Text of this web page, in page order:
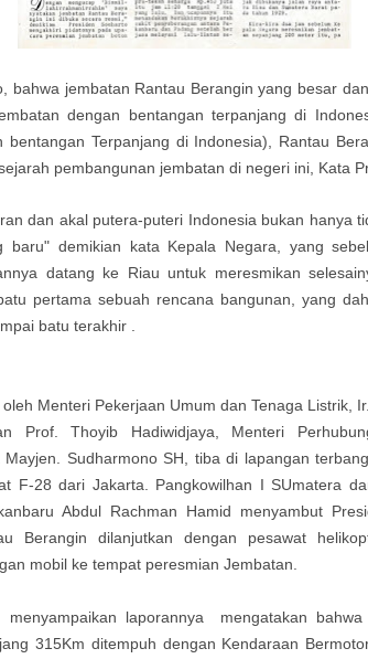
bahwa jembatan Rantau Berangin yang besar
dengan bentangan terpanjang di
bentangan Terpanjang di Indonesia), Rantau
pembangunan jembatan di negeri ini, Kata
dan akal putera-puteri Indonesia bukan hanya
baru" demikian kata Kepala Negara, yang
datang ke Riau untuk meresmikan
pertama sebuah rencana bangunan, yang
batu terakhir .
Menteri Pekerjaan Umum dan Tenaga Listrik, Ir.
Prof. Thoyib Hadiwidjaya, Menteri
Sudharmono SH, tiba di lapangan
F-28 dari Jakarta. Pangkowilhan I SUmatera
Abdul Rachman Hamid menyambut
Berangin dilanjutkan dengan pesawat
mobil ke tempat peresmian Jembatan.
laporannya mengatakan
315Km ditempuh dengan Kendaraan